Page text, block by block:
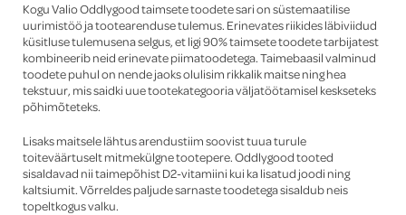
Kogu Valio Oddlygood taimsete toodete sari on süstemaatilise
uurimistöö ja tootearenduse tulemus. Erinevates riikides läbiviidud
küsitluse tulemusena selgus, et ligi 90% taimsete toodete tarbijatest
kombineerib neid erinevate piimatoodetega. Taimebaasil valminud
toodete puhul on nende jaoks olulisim rikkalik maitse ning hea
tekstuur, mis saidki uue tootekategooria väljatöötamisel keskseteks
põhimõteteks.
Lisaks maitsele lähtus arendustiim soovist tuua turule
toiteväärtuselt mitmekülgne tootepere. Oddlygood tooted
sisaldavad nii taimepõhist D2-vitamiini kui ka lisatud joodi ning
kaltsiumit. Võrreldes paljude sarnaste toodetega sisaldub neis
topeltkogus valku.